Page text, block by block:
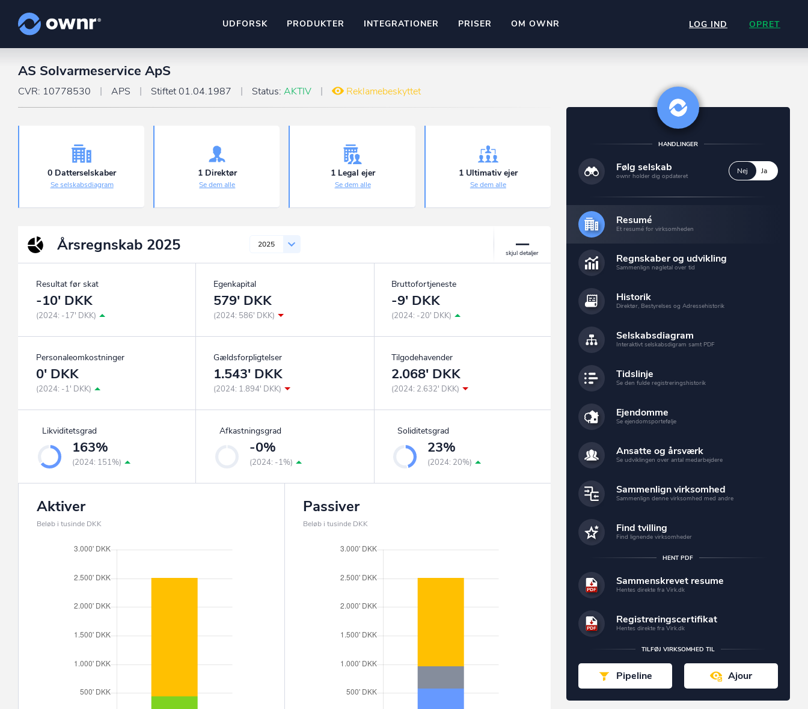
UDFORSK PRODUKTER
Hold dig opdateret og compliant
ownr Pipeline
Identificer salgsklare kundeemner
INTEGRATIONER
Kun fantasien sætter grænsen
Ownr ajour goes supersonic
PRISER OM OWNR LOG IND OPRET
AS Solvarmeservice ApS
CVR: 10778530 APS Stiftet 01.04.1987 Status: AKTIV Reklamebeskyttet
0 Datterselskaber
Se selskabsdiagram
1 Direktør
Se dem alle
1 Legal ejer
Se dem alle
1 Ultimativ ejer
Se dem alle
Årsregnskab 2025 2025
Resultat før skat
-10' DKK
(2024: -17' DKK)
Egenkapital
579' DKK
(2024: 586' DKK)
Bruttofortjeneste
-9' DKK
(2024: -20' DKK)
Personaleomkostninger
0' DKK
(2024: -1' DKK)
Gældsforpligtelser
1.543' DKK
(2024: 1.894' DKK)
Tilgodehavender
2.068' DKK
(2024: 2.632' DKK)
Likviditetsgrad
163%
(2024: 151%)
Afkastningsgrad
-0%
(2024: -1%)
Soliditetsgrad
23%
(2024: 20%)
Aktiver
Beløb i tusinde DKK
Passiver
Beløb i tusinde DKK
HANDLINGER
Følg selskab
ownr holder dig opdateret
Nej Ja
Resumé
Et resumé for virksomheden
Regnskaber og udvikling
Sammenlign nøgletal over tid
Historik
Direktør, Bestyrelses og Adressehistorik
Selskabsdiagram
Interaktivt selskabsdigram samt PDF
Tidslinje
Se den fulde registreringshistorik
Ejendomme
Se ejendomsportefølje
Ansatte og årsværk
Se udviklingen over antal medarbejdere
Sammenlign virksomhed
Sammenlign denne virksomhed med andre
Find tvilling
Find lignende virksomheder
HENT PDF
Sammenskrevet resume
Hentes direkte fra Virk.dk
Registreringscertifikat
Hentes direkte fra Virk.dk
TILFØJ VIRKSOMHED TIL
Pipeline Ajour